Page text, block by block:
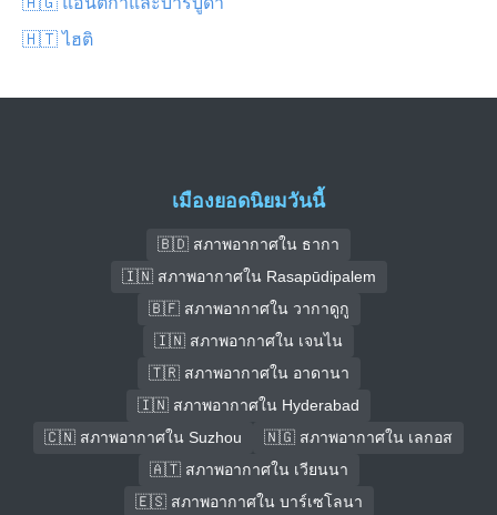
🇭🇹 ไฮติ
เมืองยอดนิยมวันนี้
🇧🇩 สภาพอากาศใน ธากา
🇮🇳 สภาพอากาศใน Rasapūdipalem
🇧🇫 สภาพอากาศใน วากาดูกู
🇮🇳 สภาพอากาศใน เจนไน
🇹🇷 สภาพอากาศใน อาดานา
🇮🇳 สภาพอากาศใน Hyderabad
🇨🇳 สภาพอากาศใน Suzhou
🇳🇬 สภาพอากาศใน เลกอส
🇦🇹 สภาพอากาศใน เวียนนา
🇪🇸 สภาพอากาศใน บาร์เซโลนา